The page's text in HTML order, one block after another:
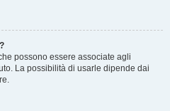
possono essere associate agli
La possibilità di usarle dipende dai